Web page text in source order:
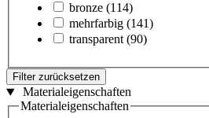
bronze (114)
mehrfarbig (141)
transparent (90)
Filter zurücksetzen
Materialeigenschaften
Materialeigenschaften